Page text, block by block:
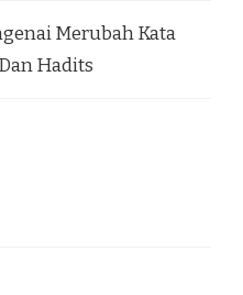
Merubah Kata
Hadits